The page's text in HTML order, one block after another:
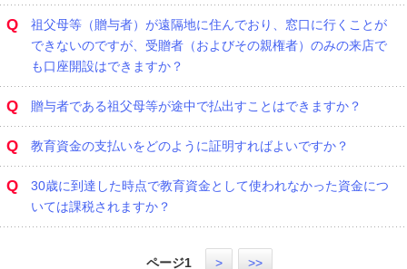
Q
祖父母等（贈与者）が遠隔地に住んでおり、窓口に行くことが
できないのですが、受贈者（およびその親権者）のみの来店で
も口座開設はできますか？
Q 贈与者である祖父母等が途中で払出すことはできますか？
Q 教育資金の支払いをどのように証明すればよいですか？
Q
30歳に到達した時点で教育資金として使われなかった資金につ
いては課税されますか？
ページ1 > >>